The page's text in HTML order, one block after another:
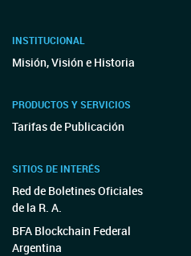
INSTITUCIONAL
Misión, Visión e Historia
PRODUCTOS Y SERVICIOS
Tarifas de Publicación
SITIOS DE INTERÉS
Red de Boletines Oficiales
de la R. A.
BFA Blockchain Federal
Argentina